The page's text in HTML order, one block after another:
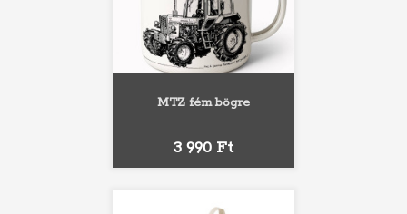
MTZ fém bögre
Ár
3 990 Ft